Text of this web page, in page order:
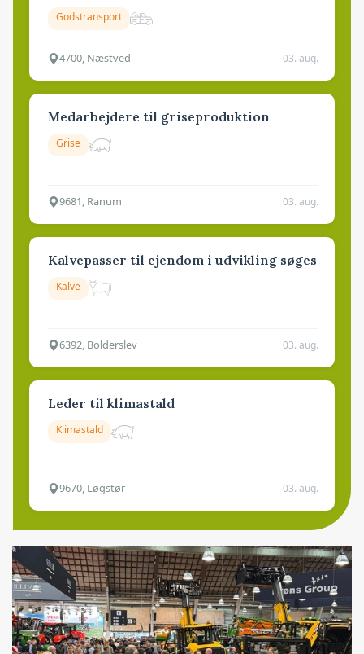
Godstransport
4700, Næstved 03. aug.
Medarbejdere til griseproduktion
Grise
9681, Ranum 03. aug.
Kalvepasser til ejendom i udvikling søges
Kalve
6392, Bolderslev 03. aug.
Leder til klimastald
Klimastald
9670, Løgstør 03. aug.